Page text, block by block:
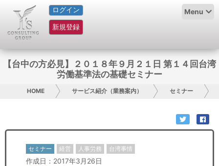
ログイン
新規登録
Menu
HOME
サービス紹介
コラム
グループ概要
お問い合わせ
日本人にPR
【台中の方必見】２０１８年９月２１日 第１４回台湾
労働基準法の基礎セミナー
HOME サービス紹介（業務案内） セミナー
セミナー 経営 人事労務 台湾事情
作成日：2017年3月26日